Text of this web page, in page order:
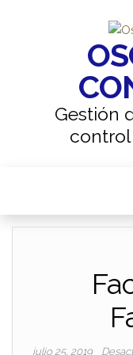
Gestión
control
julio 25, 2019